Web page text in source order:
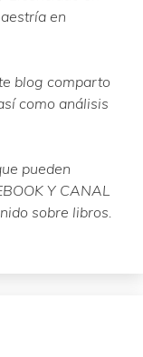
en
blog comparto
como análisis
pueden
Y CANAL
sobre libros.